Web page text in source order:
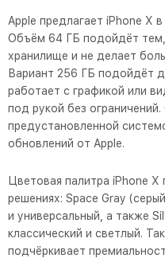
Apple предлагает iPhone X
Объём 64 ГБ подойдёт тем,
хранилище и не делает
Вариант 256 ГБ подойдёт
работает с графикой или
под рукой без
предустановленной
обновлений от Apple.
Цветовая палитра iPhone
решениях: Space Gray
и универсальный, а также
классический и светлый.
подчёркивает